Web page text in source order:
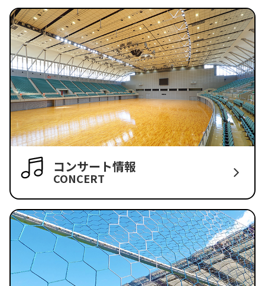
コンサート情報
CONCERT